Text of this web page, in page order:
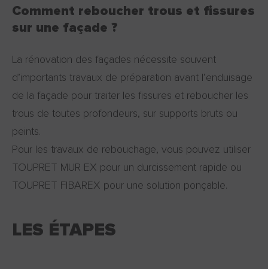
Comment reboucher trous et fissures
sur une façade ?
La rénovation des façades nécessite souvent
d’importants travaux de préparation avant l’enduisage
de la façade pour traiter les fissures et reboucher les
trous de toutes profondeurs, sur supports bruts ou
peints.
Pour les travaux de rebouchage, vous pouvez utiliser
TOUPRET MUR EX pour un durcissement rapide ou
TOUPRET FIBAREX pour une solution ponçable.
LES ÉTAPES